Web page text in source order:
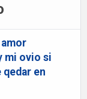
mi ovio si
en